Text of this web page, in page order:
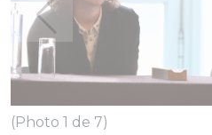
(Photo 1 de 7)